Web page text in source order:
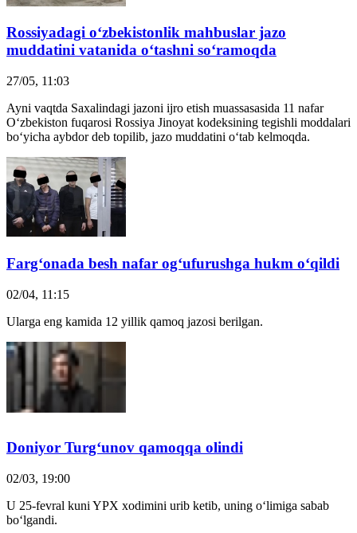
Rossiyadagi o‘zbekistonlik mahbuslar jazo
muddatini vatanida o‘tashni so‘ramoqda
27/05, 11:03
Ayni vaqtda Saxalindagi jazoni ijro etish muassasasida 11 nafar
O‘zbekiston fuqarosi Rossiya Jinoyat kodeksining tegishli moddalari
bo‘yicha aybdor deb topilib, jazo muddatini o‘tab kelmoqda.
Farg‘onada besh nafar og‘ufurushga hukm o‘qildi
02/04, 11:15
Ularga eng kamida 12 yillik qamoq jazosi berilgan.
Doniyor Turg‘unov qamoqqa olindi
02/03, 19:00
U 25-fevral kuni YPX xodimini urib ketib, uning o‘limiga sabab
bo‘lgandi.